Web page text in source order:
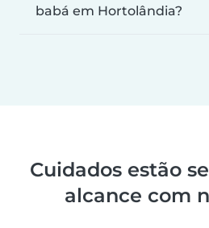
babá em Hortolândia?
Cuidados estão
alcance com